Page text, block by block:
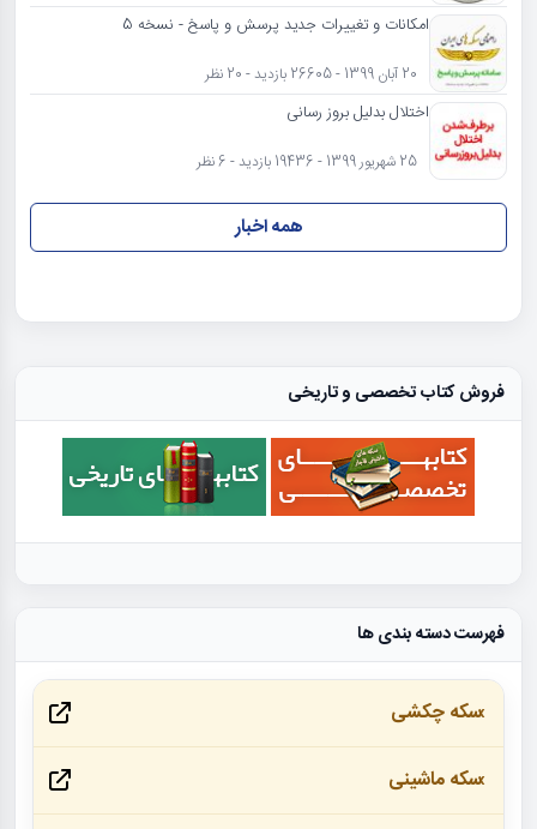
امکانات و تغییرات جدید پرسش و پاسخ - نسخه 5
20 آبان 1399 - 26605 بازدید - 20 نظر
اختلال بدلیل بروز رسانی
25 شهریور 1399 - 19436 بازدید - 6 نظر
همه اخبار
فروش کتاب تخصصی و تاریخی
فهرست دسته بندی ها
سکه چکشی
سکه ماشینی